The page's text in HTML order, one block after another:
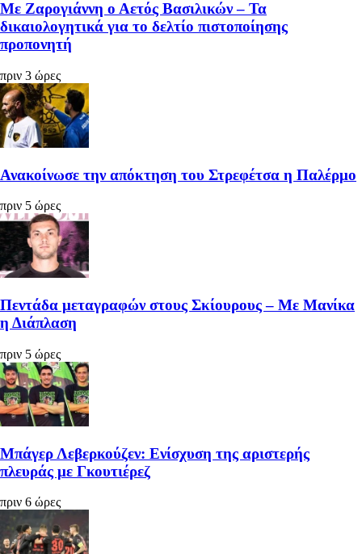
Με Ζαρογιάννη ο Αετός Βασιλικών – Τα
δικαιολογητικά για το δελτίο πιστοποίησης
προπονητή
πριν 3 ώρες
Ανακοίνωσε την απόκτηση του Στρεφέτσα η Παλέρμο
πριν 5 ώρες
Πεντάδα μεταγραφών στους Σκίουρους – Με Μανίκα
η Διάπλαση
πριν 5 ώρες
Μπάγερ Λεβερκούζεν: Ενίσχυση της αριστερής
πλευράς με Γκουτιέρεζ
πριν 6 ώρες